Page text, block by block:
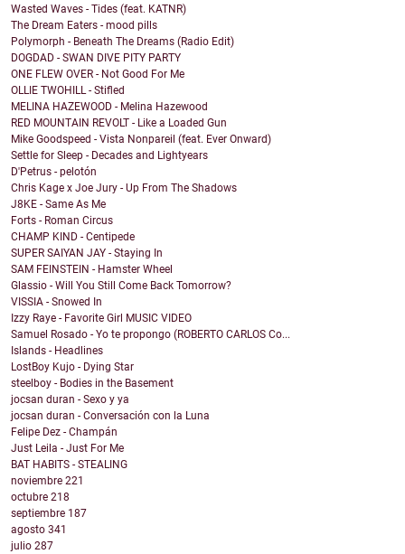
Wasted Waves - Tides (feat. KATNR)
The Dream Eaters - mood pills
Polymorph - Beneath The Dreams (Radio Edit)
DOGDAD - SWAN DIVE PITY PARTY
ONE FLEW OVER - Not Good For Me
OLLIE TWOHILL - Stifled
MELINA HAZEWOOD - Melina Hazewood
RED MOUNTAIN REVOLT - Like a Loaded Gun
Mike Goodspeed - Vista Nonpareil (feat. Ever Onward)
Settle for Sleep - Decades and Lightyears
D'Petrus - pelotón
Chris Kage x Joe Jury - Up From The Shadows
J8KE - Same As Me
Forts - Roman Circus
CHAMP KIND - Centipede
SUPER SAIYAN JAY - Staying In
SAM FEINSTEIN - Hamster Wheel
Glassio - Will You Still Come Back Tomorrow?
VISSIA - Snowed In
Izzy Raye - Favorite Girl MUSIC VIDEO
Samuel Rosado - Yo te propongo (ROBERTO CARLOS Co...
Islands - Headlines
LostBoy Kujo - Dying Star
steelboy - Bodies in the Basement
jocsan duran - Sexo y ya
jocsan duran - Conversación con la Luna
Felipe Dez - Champán
Just Leila - Just For Me
BAT HABITS - STEALING
noviembre 221
octubre 218
septiembre 187
agosto 341
julio 287